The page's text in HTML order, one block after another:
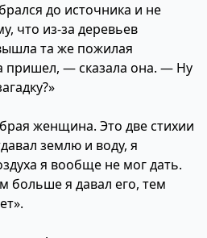
до источника и не
что из-за деревьев
та же пожилая
пришел, — сказала она. — Ну
женщина. Это две стихии
землю и воду, я
я вообще не мог дать.
больше я давал его, тем